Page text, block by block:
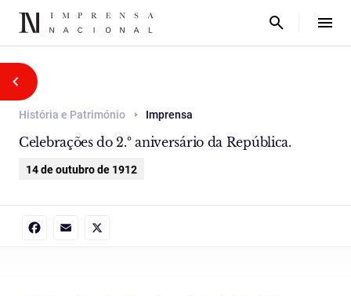
História e Património Imprensa
Celebrações do 2.º aniversário da República.
14 de outubro de 1912